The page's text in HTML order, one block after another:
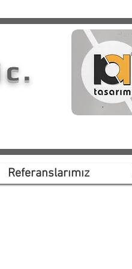
Referanslarımız